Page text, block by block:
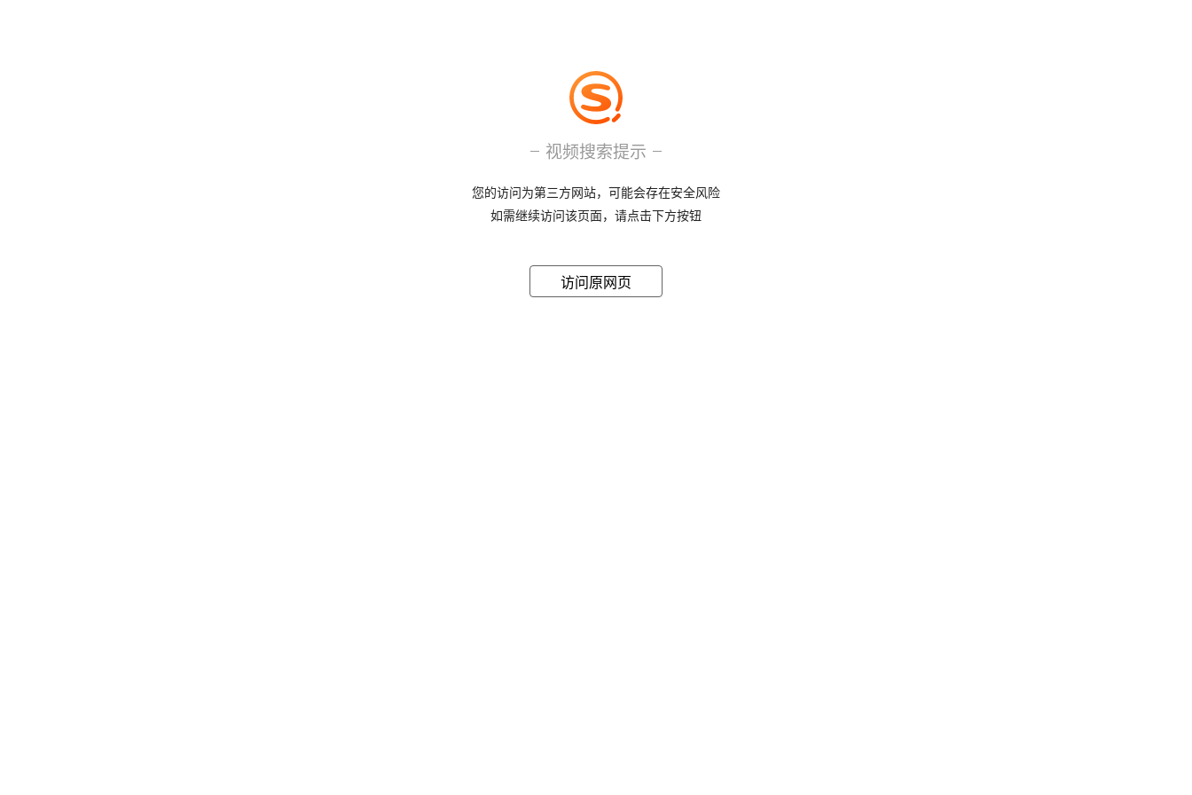
视频搜索提示
您的访问为第三方网站，可能会存在安全风险
如需继续访问该页面，请点击下方按钮
访问原网页